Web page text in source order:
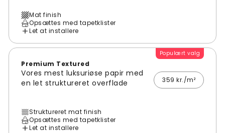
Mat finish
Opsættes med tapetklister
Let at installere
Populært valg
Premium Textured
Vores mest luksuriøse papir med
en let struktureret overflade
359 kr./m²
Struktureret mat finish
Opsættes med tapetklister
Let at installere